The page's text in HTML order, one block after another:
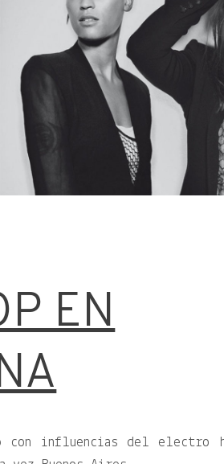
EN
con influencias del electro